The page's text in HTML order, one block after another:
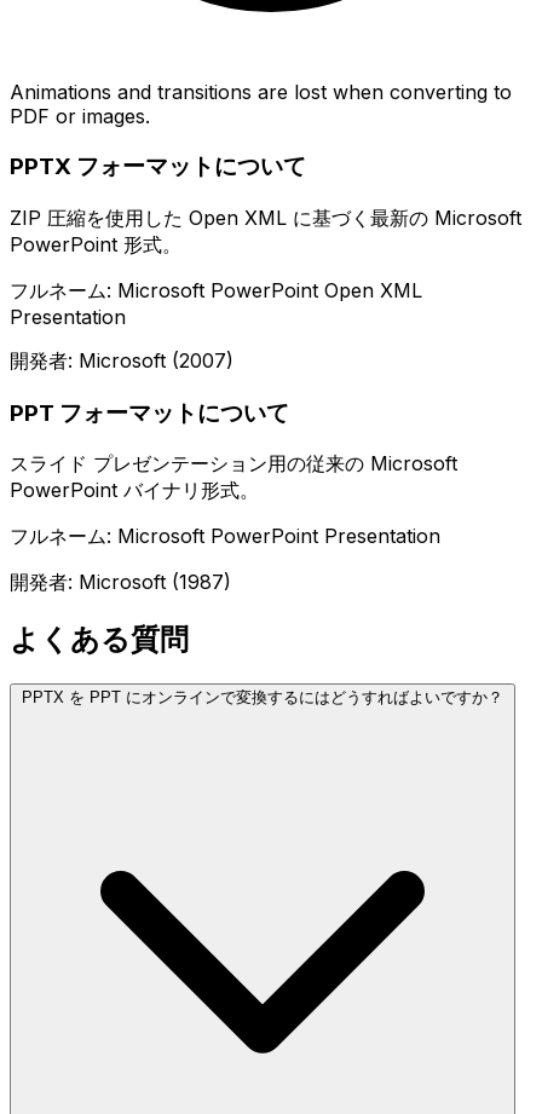
Animations and transitions are lost when converting to
PDF or images.
PPTX フォーマットについて
ZIP 圧縮を使用した Open XML に基づく最新の Microsoft
PowerPoint 形式。
フルネーム: Microsoft PowerPoint Open XML
Presentation
開発者: Microsoft (2007)
PPT フォーマットについて
スライド プレゼンテーション用の従来の Microsoft
PowerPoint バイナリ形式。
フルネーム: Microsoft PowerPoint Presentation
開発者: Microsoft (1987)
よくある質問
PPTX を PPT にオンラインで変換するにはどうすればよいですか？